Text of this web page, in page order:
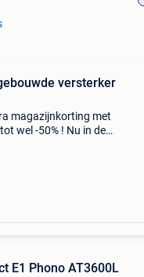
versterker
magazijnkorting met
wel -50% ! Nu in de
E1 Phono AT3600L